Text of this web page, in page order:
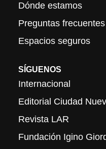
Dónde estamos
Preguntas frecuentes
Espacios seguros
SÍGUENOS
Internacional
Editorial Ciudad
Revista LAR
Fundación Igino